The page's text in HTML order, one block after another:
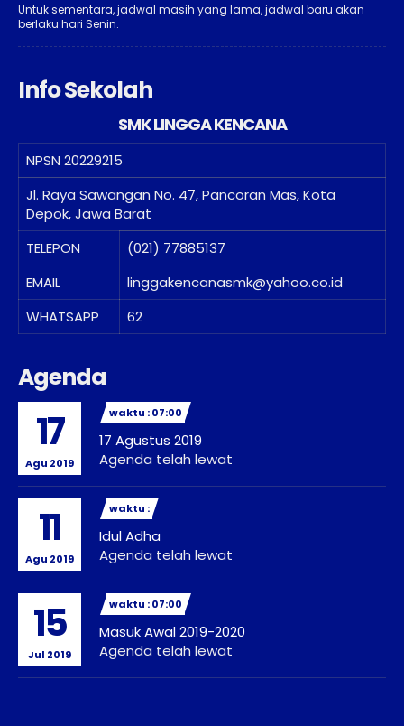
Untuk sementara, jadwal masih yang lama, jadwal baru akan
berlaku hari Senin.
Info Sekolah
SMK LINGGA KENCANA
NPSN 20229215
Jl. Raya Sawangan No. 47, Pancoran Mas, Kota
Depok, Jawa Barat
TELEPON
(021) 77885137
EMAIL
linggakencanasmk@yahoo.co.id
WHATSAPP
62
Agenda
17
Agu 2019
waktu : 07:00
17 Agustus 2019
Agenda telah lewat
11
Agu 2019
waktu :
Idul Adha
Agenda telah lewat
15
Jul 2019
waktu : 07:00
Masuk Awal 2019-2020
Agenda telah lewat